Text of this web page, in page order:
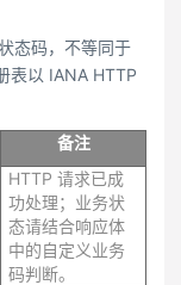
态码，不等同于
表以 IANA HTTP
备注
HTTP 请求已成
功处理；业务状
态请结合响应体
中的自定义业务
码判断。